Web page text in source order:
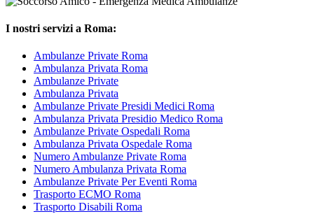
I nostri servizi a Roma:
Ambulanze Private Roma
Ambulanza Privata Roma
Ambulanze Private
Ambulanza Privata
Ambulanze Private Presidi Medici Roma
Ambulanza Privata Presidio Medico Roma
Ambulanze Private Ospedali Roma
Ambulanza Privata Ospedale Roma
Numero Ambulanze Private Roma
Numero Ambulanza Privata Roma
Ambulanze Private Per Eventi Roma
Trasporto ECMO Roma
Trasporto Disabili Roma